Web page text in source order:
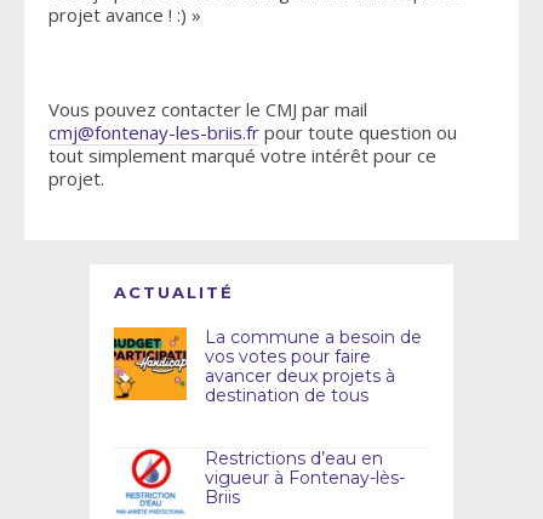
projet avance ! :) »
Vous pouvez contacter le CMJ par mail
cmj@fontenay-les-briis.fr pour toute question ou
tout simplement marqué votre intérêt pour ce
projet.
ACTUALITÉ
La commune a besoin de
vos votes pour faire
avancer deux projets à
destination de tous
Restrictions d’eau en
vigueur à Fontenay-lès-
Briis